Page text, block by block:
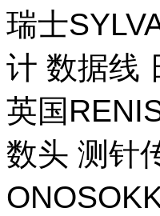
瑞士
计 数据线
英国
数头 测针